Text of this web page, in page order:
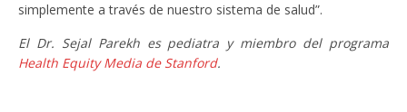
simplemente a través de nuestro sistema de salud”.
El Dr. Sejal Parekh es pediatra y miembro del programa
Health Equity Media de Stanford.